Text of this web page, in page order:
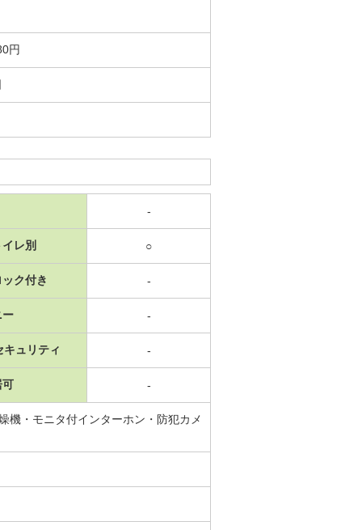
円
-
レ別 ○
ク付き -
ー -
キュリティ -
可 -
機・モニタ付インターホン・防犯カメ